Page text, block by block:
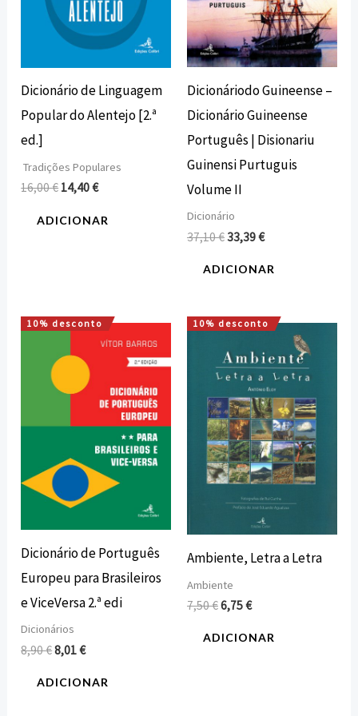
Dicionário de Linguagem
Popular do Alentejo [2.ª
ed.]
Tradições Populares
16,00€ 14,40€
ADICIONAR
Dicionáriodo Guineense –
Dicionário Guineense
Português | Disionariu
Guinensi Purtuguis
Volume II
Dicionário
37,10€33,39€
ADICIONAR
10% desconto
Dicionário de Português
Europeu para Brasileiros
e ViceVersa 2.ª edi
Dicionários
8,90€
O
original
8,90 €.
8,01€
O
preço
atual
é:
8,01 €.
ADICIONAR
10% desconto
Ambiente, Letra a Letra
Ambiente
7,50€
O
original
era:
7,50 €.
6,75€
O
atual
é:
6,75 €.
ADICIONAR